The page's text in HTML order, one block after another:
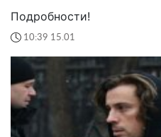
Подробности!
10:39 15.01